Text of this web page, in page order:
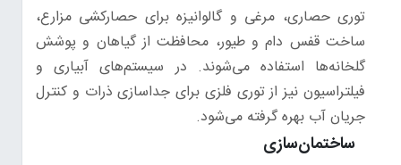
توری حصاری، مرغی و گالوانیزه برای حصارکشی مزارع،
ساخت قفس دام و طیور، محافظت از گیاهان و پوشش
گلخانه‌ها استفاده می‌شوند. در سیستم‌های آبیاری و
فیلتراسیون نیز از توری‌ فلزی برای جداسازی ذرات و کنترل
جریان آب بهره گرفته می‌شود.
ساختمان‌سازی